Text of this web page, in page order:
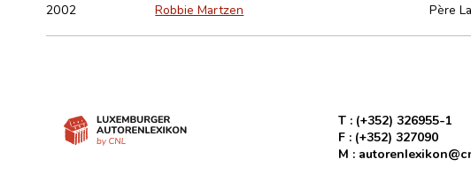
2002 Robbie Martzen Père
T : (+352) 326955-1
F : (+352) 327090
M :